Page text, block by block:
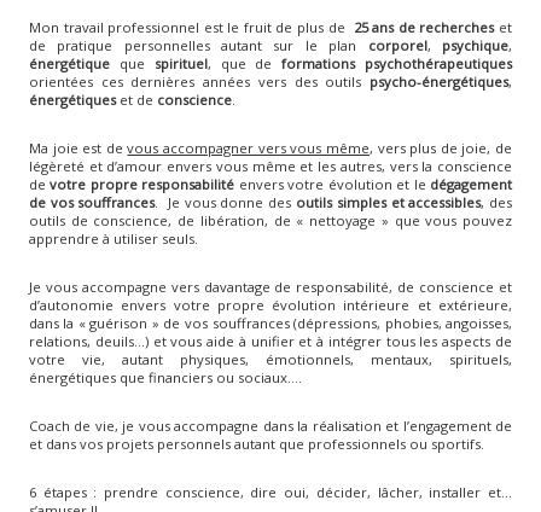
Mon travail professionnel est le fruit de plus de 25 ans de rechercheset
de pratique personnelles autant sur le plan corporel, psychique,
énergétiqueque spirituel, que deformations psychothérapeutiques
orientées ces dernières années vers des outils psycho-énergétiques,
énergétiques et de conscience.
Ma joie est devous accompagner vers vous même, vers plus de joie, de
légèreté et d’amour envers vous même et les autres, vers la conscience
devotre propre responsabilité envers votre évolution et le dégagement
de vos souffrances. Je vous donne des outils simples et accessibles, des
outils de conscience, de libération, de « nettoyage » que vous pouvez
apprendre à utiliser seuls.
Je vous accompagne vers davantage de responsabilité, de conscience et
d’autonomie envers votre propre évolution intérieure et extérieure,
dans la « guérison » de vos souffrances (dépressions, phobies, angoisses,
relations, deuils…) et vous aide à unifier et à intégrer tous les aspects de
votre vie, autant physiques, émotionnels, mentaux, spirituels,
énergétiques que financiers ou sociaux….
Coach de vie, je vous accompagne dans la réalisation et l’engagement de
et dans vos projets personnels autant que professionnels ou sportifs.
6 étapes : prendre conscience, dire oui, décider, lâcher, installer et…